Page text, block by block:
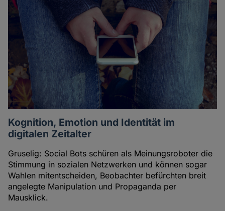
Kognition, Emotion und Identität im
digitalen Zeitalter
Gruselig: Social Bots schüren als Meinungsroboter die
Stimmung in sozialen Netzwerken und können sogar
Wahlen mitentscheiden, Beobachter befürchten breit
angelegte Manipulation und Propaganda per
Mausklick.